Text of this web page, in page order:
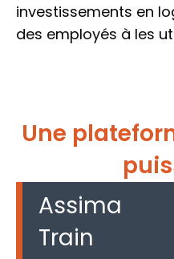
investissements en
des employés à les
Une
Assima
Train